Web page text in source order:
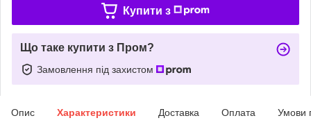
Купити з
Що таке купити з Пром?
Замовлення під захистом
Опис Характеристики Доставка Оплата Умови